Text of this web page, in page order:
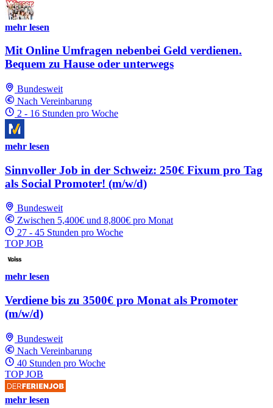
mehr lesen
Mit Online Umfragen nebenbei Geld verdienen.
Bequem zu Hause oder unterwegs
Bundesweit
Nach Vereinbarung
2 - 16 Stunden pro Woche
mehr lesen
Sinnvoller Job in der Schweiz: 250€ Fixum pro Tag
als Social Promoter! (m/w/d)
Bundesweit
Zwischen 5,400€ und 8,800€ pro Monat
27 - 45 Stunden pro Woche
TOP JOB
mehr lesen
Verdiene bis zu 3500€ pro Monat als Promoter
(m/w/d)
Bundesweit
Nach Vereinbarung
40 Stunden pro Woche
TOP JOB
mehr lesen